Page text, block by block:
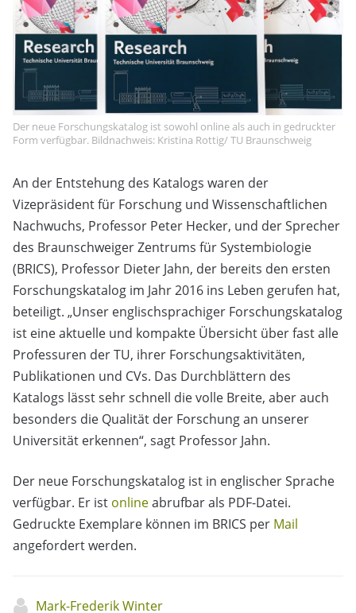
Der neue Forschungskatalog ist sowohl online als auch in gedruckter
Form verfügbar. Bildnachweis: Kristina Rottig/ TU Braunschweig
An der Entstehung des Katalogs waren der
Vizepräsident für Forschung und Wissenschaftlichen
Nachwuchs, Professor Peter Hecker, und der Sprecher
des Braunschweiger Zentrums für Systembiologie
(BRICS), Professor Dieter Jahn, der bereits den ersten
Forschungskatalog im Jahr 2016 ins Leben gerufen hat,
beteiligt. „Unser englischsprachiger Forschungskatalog
ist eine aktuelle und kompakte Übersicht über fast alle
Professuren der TU, ihrer Forschungsaktivitäten,
Publikationen und CVs. Das Durchblättern des
Katalogs lässt sehr schnell die volle Breite, aber auch
besonders die Qualität der Forschung an unserer
Universität erkennen“, sagt Professor Jahn.
Der neue Forschungskatalog ist in englischer Sprache
verfügbar. Er ist onlineabrufbar als PDF-Datei.
Gedruckte Exemplare können im BRICS per Mail
angefordert werden.
Mark-Frederik Winter